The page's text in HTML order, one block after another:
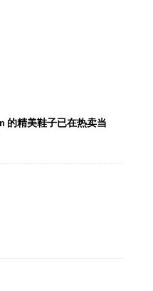
的精美鞋子已在热卖当